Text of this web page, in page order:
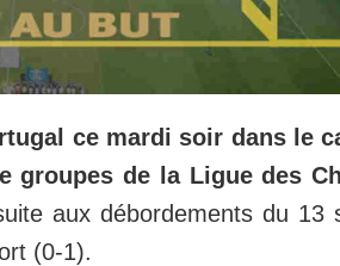
ce mardi soir dans le
groupes de la Ligue des
aux débordements du 13
(0-1).